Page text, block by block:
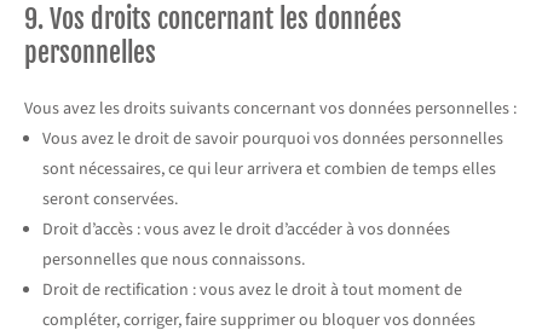
9. Vos droits concernant les données
personnelles
Vous avez les droits suivants concernant vos données personnelles :
Vous avez le droit de savoir pourquoi vos données personnelles
sont nécessaires, ce qui leur arrivera et combien de temps elles
seront conservées.
Droit d’accès : vous avez le droit d’accéder à vos données
personnelles que nous connaissons.
Droit de rectification : vous avez le droit à tout moment de
compléter, corriger, faire supprimer ou bloquer vos données